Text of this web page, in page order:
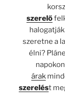
szerelő
szeretne a
élni?
árak
szerelést